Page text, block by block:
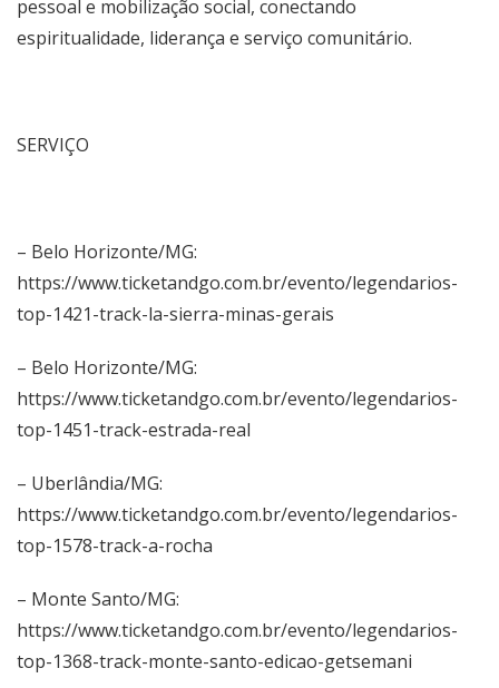
pessoal e mobilização social, conectando
espiritualidade, liderança e serviço comunitário.
SERVIÇO
– Belo Horizonte/MG:
https://www.ticketandgo.com.br/evento/legendarios-
top-1421-track-la-sierra-minas-gerais
– Belo Horizonte/MG:
https://www.ticketandgo.com.br/evento/legendarios-
top-1451-track-estrada-real
– Uberlândia/MG:
https://www.ticketandgo.com.br/evento/legendarios-
top-1578-track-a-rocha
– Monte Santo/MG:
https://www.ticketandgo.com.br/evento/legendarios-
top-1368-track-monte-santo-edicao-getsemani